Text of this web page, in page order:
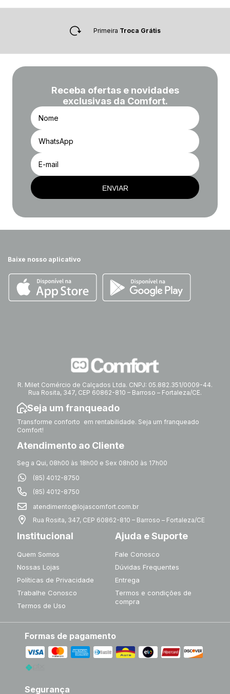
Primeira Troca Grátis
Receba ofertas e novidades
exclusivas da Comfort.
ENVIAR
Baixe nosso aplicativo
R. Milet Comércio de Calçados Ltda. CNPJ: 05.882.351/0009-44.
Rua Rosita, 347, CEP 60862-810 – Barroso – Fortaleza/CE.
Seja um franqueado
Transforme conforto em rentabilidade. Seja um franqueado
Comfort!
Atendimento ao Cliente
Seg a Qui, 08h00 às 18h00 e Sex 08h00 às 17h00
(85) 4012-8750
(85) 4012-8750
atendimento@lojascomfort.com.br
Rua Rosita, 347, CEP 60862-810 – Barroso – Fortaleza/CE
Institucional
Quem Somos
Nossas Lojas
Políticas de Privacidade
Trabalhe Conosco
Termos de Uso
Ajuda e Suporte
Fale Conosco
Dúvidas Frequentes
Entrega
Termos e condições de
compra
Formas de pagamento
Segurança